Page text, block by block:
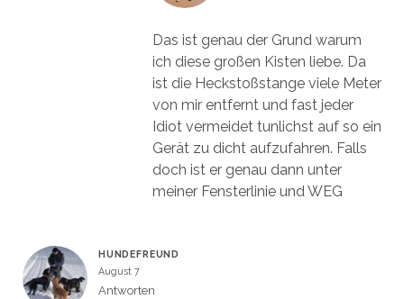
Das ist genau der Grund warum
ich diese großen Kisten liebe. Da
ist die Heckstoßstange viele Meter
von mir entfernt und fast jeder
Idiot vermeidet tunlichst auf so ein
Gerät zu dicht aufzufahren. Falls
doch ist er genau dann unter
meiner Fensterlinie und WEG
HUNDEFREUND
August 7
Antworten